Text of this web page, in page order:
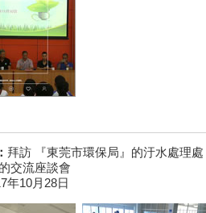
拜訪 『東莞市環保局』的汙水處理
交流座談會
年10月28日